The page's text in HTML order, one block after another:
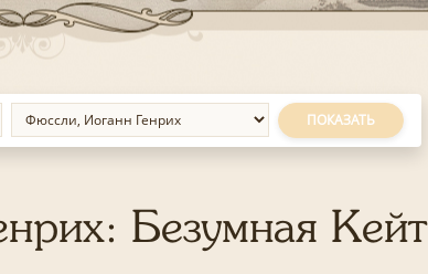
ПОКАЗАТЬ
Безумная Кейт